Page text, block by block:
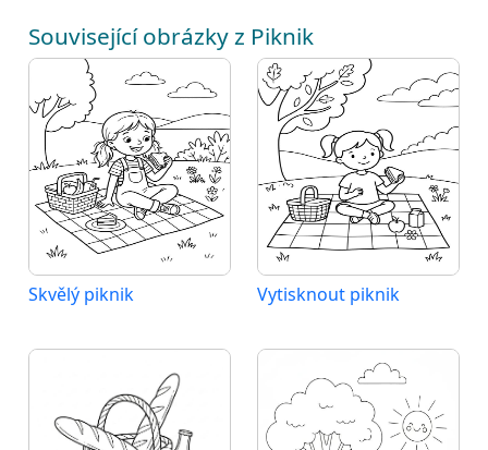
Související obrázky z Piknik
Skvělý piknik Vytisknout piknik